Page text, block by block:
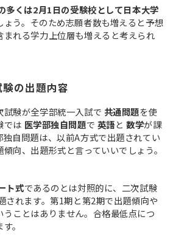
多くは2月1日の受験校として日本大学
ょう。そのため志願者数も増えると予想
まれる学力上位層も増えると考えられ
の出題内容
試験が全学部統一入試で 共通問題を使
では 医学部独自問題で 英語と数学が課
独自問題は、以前A方式で出題されてい
向、出題形式と言っていいでしょう。
ト式であるのとは対照的に、二次試験
されます。第1期と第2期で出題傾向や
ことはありません。合格最低点につ
。